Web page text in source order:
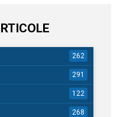
262
291
122
268